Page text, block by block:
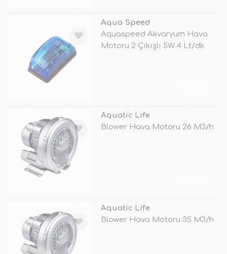
Aqua Speed
Aquaspeed Akvaryum Hava
Motoru 2 Çıkışlı 5W 4 Lt/dk
Aquatic Life
Blower Hava Motoru 26 M3/h
Aquatic Life
Blower Hava Motoru 35 M3/h